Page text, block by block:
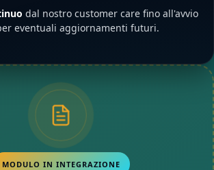
dal nostro customer care fino all'avvio
eventuali aggiornamenti futuri.
MODULO IN INTEGRAZIONE